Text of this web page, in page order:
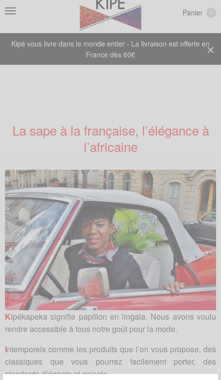
Kipé vous livre dans le monde entier - La livraison est offerte en
France dès 60€
Panier
La sape à la française, l’élégance à
l’africaine
Kipékapeka signifie papillon en lingala. Nous avons voulu
rendre accessible à tous notre goût pour la mode.
Intemporels comme les produits que l’on vous propose, des
classiques que vous pourrez facilement porter, des
standards élégants et colorés.